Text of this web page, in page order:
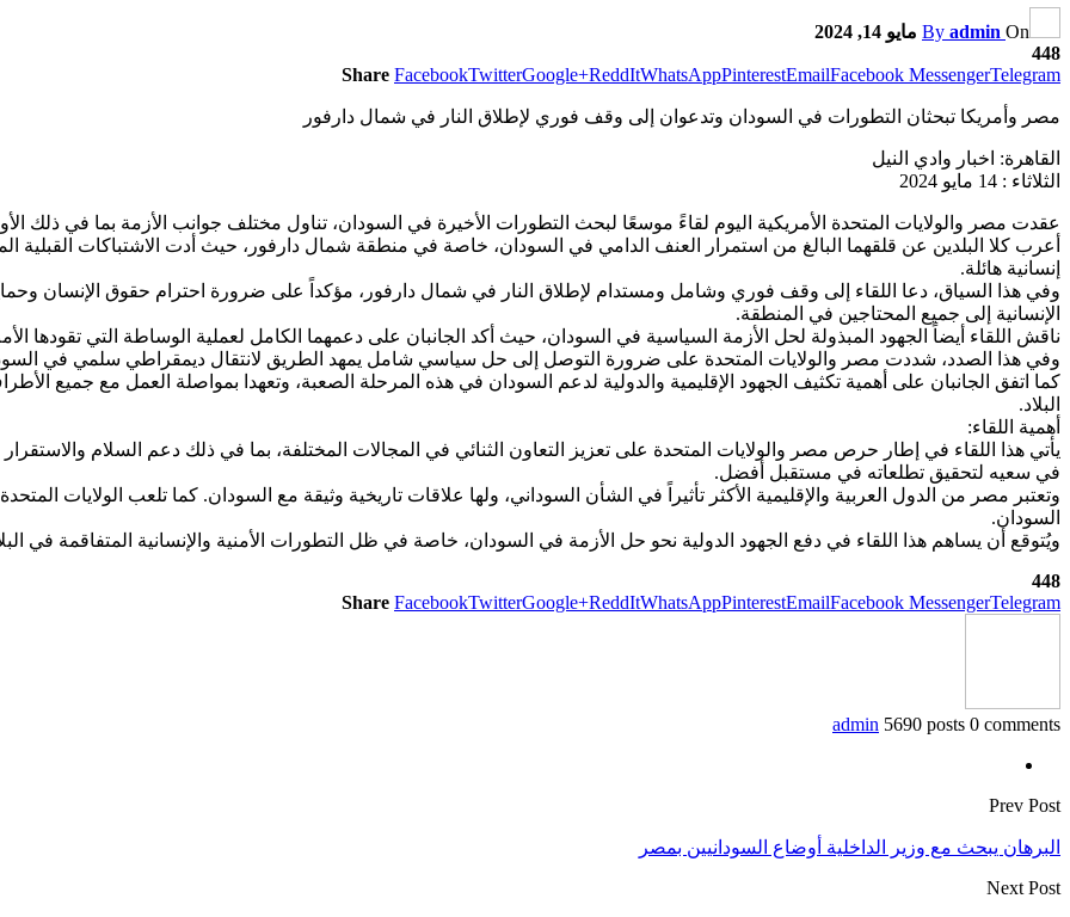
By admin On
مايو 14, 2024
448
Share FacebookTwitterGoogle+ReddItWhatsAppPinterestEmailFacebook MessengerTelegram
مصر وأمريكا تبحثان التطورات في السودان وتدعوان إلى وقف فوري لإطلاق النار في شمال دارفور
القاهرة: اخبار وادي النيل
الثلاثاء : 14 مايو 2024
عقدت مصر والولايات المتحدة الأمريكية اليوم لقاءً موسعًا لبحث التطورات الأخيرة في السودان، تناول مختلف جوانب الأزمة بما في ذلك
أعرب كلا البلدين عن قلقهما البالغ من استمرار العنف الدامي في السودان، خاصة في منطقة شمال دارفور، حيث أدت الاشتباكات القبلية
إنسانية هائلة.
وفي هذا السياق، دعا اللقاء إلى وقف فوري وشامل ومستدام لإطلاق النار في شمال دارفور، مؤكداً على ضرورة احترام حقوق الإنسان
الإنسانية إلى جميع المحتاجين في المنطقة.
ناقش اللقاء أيضاً الجهود المبذولة لحل الأزمة السياسية في السودان، حيث أكد الجانبان على دعمهما الكامل لعملية الوساطة التي تقودها
وفي هذا الصدد، شددت مصر والولايات المتحدة على ضرورة التوصل إلى حل سياسي شامل يمهد الطريق لانتقال ديمقراطي سلمي في
كما اتفق الجانبان على أهمية تكثيف الجهود الإقليمية والدولية لدعم السودان في هذه المرحلة الصعبة، وتعهدا بمواصلة العمل مع جميع
البلاد.
أهمية اللقاء:
يأتي هذا اللقاء في إطار حرص مصر والولايات المتحدة على تعزيز التعاون الثنائي في المجالات المختلفة، بما في ذلك دعم السلام
في سعيه لتحقيق تطلعاته في مستقبل أفضل.
وتعتبر مصر من الدول العربية والإقليمية الأكثر تأثيراً في الشأن السوداني، ولها علاقات تاريخية وثيقة مع السودان. كما تلعب الولايات
السودان.
ويُتوقع أن يساهم هذا اللقاء في دفع الجهود الدولية نحو حل الأزمة في السودان، خاصة في ظل التطورات الأمنية والإنسانية المتفاقمة في
448
Share FacebookTwitterGoogle+ReddItWhatsAppPinterestEmailFacebook MessengerTelegram
admin 5690 posts 0 comments
Prev Post
البرهان يبحث مع وزير الداخلية أوضاع السودانيين بمصر
Next Post